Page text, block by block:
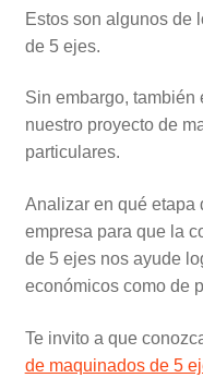
Estos son algunos de
de 5 ejes.
Sin embargo, también
nuestro proyecto de
particulares.
Analizar en qué etapa
empresa para que la
de 5 ejes nos ayude
económicos como de
Te invito a que
de maquinados de 5